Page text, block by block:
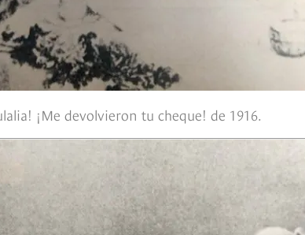
¡Me devolvieron tu cheque! de 1916.